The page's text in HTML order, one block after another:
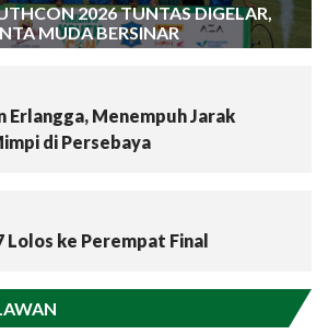
2026 TUNTAS DIGELAR,
MUDA BERSINAR
Erlangga, Menempuh Jarak
di Persebaya
Lolos ke Perempat Final